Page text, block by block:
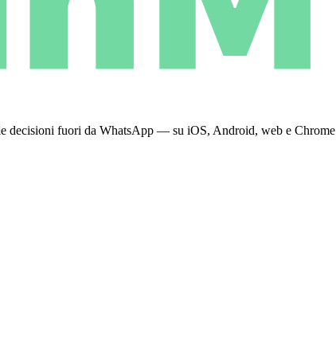
decisioni fuori da WhatsApp — su iOS, Android, web e